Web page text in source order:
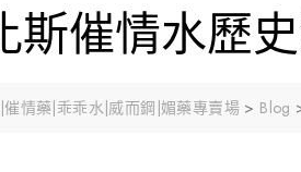
斯催情水歷
情藥|乖乖水|威而鋼|媚藥專賣場 > Blog